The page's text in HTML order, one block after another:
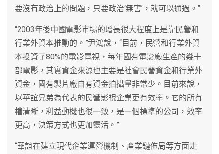
要沒有政治上的問題，只要政治‘無害’，就可以通過。”
“2003年後中國電影市場的增長很大程度上是靠民營和
行業外資本推動的。”尹鴻說，“目前，民營和行業外資
本投資了80%的電影電視，每年國有電影廠生產的幾十
部電影，其實資金來源也主要是社會民營資金和行業外
資金，國有製片廠自有資金拍攝量非常少。目前來說，
以華誼兄弟為代表的民營影視企業更有效率。它的所有
權清晰，利益動機也很一致，是一個標準的公司，效率
更高，決策方式也更加靈活。”
“華誼在建立現代企業運營機制、產業鏈佈局等方面走